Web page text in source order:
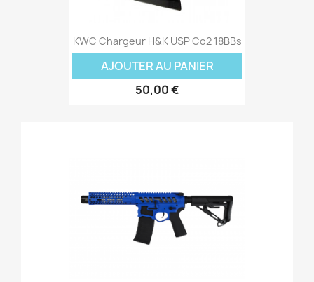
KWC Chargeur H&K USP Co2 18BBs
AJOUTER AU PANIER
50,00 €